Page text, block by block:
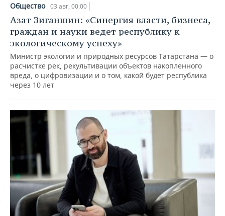
Общество 03 авг, 00:00
Азат Зиганшин: «Синергия власти, бизнеса,
граждан и науки ведет республику к
экологическому успеху»
Министр экологии и природных ресурсов Татарстана — о
расчистке рек, рекультивации объектов накопленного
вреда, о цифровизации и о том, какой будет республика
через 10 лет